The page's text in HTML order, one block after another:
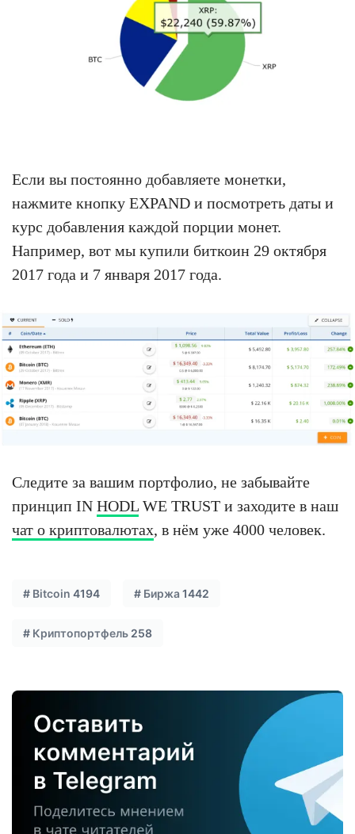
Если вы постоянно добавляете монетки,
нажмите кнопку EXPAND и посмотреть даты и
курс добавления каждой порции монет.
Например, вот мы купили биткоин 29 октября
2017 года и 7 января 2017 года.
Следите за вашим портфолио, не забывайте
принцип IN HODL WE TRUST и заходите в наш
чат о криптовалютах, в нём уже 4000 человек.
# Bitcoin 4194 # Биржа 1442
# Криптопортфель 258